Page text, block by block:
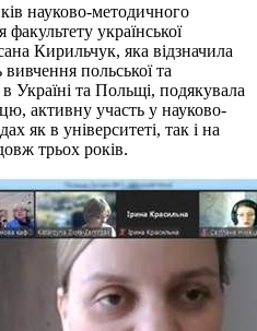
науково-методичного
факультету української
Кирильчук, яка відзначила
польської та
Україні та Польщі, подякувала
активну участь у науково-
як в університеті, так і на
трьох років.